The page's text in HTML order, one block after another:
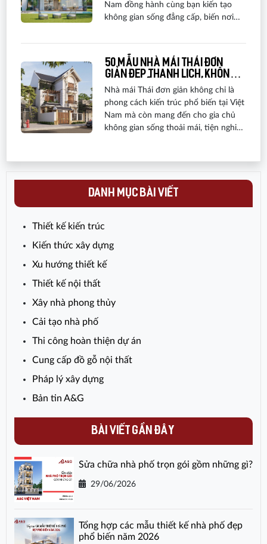
Nam đồng hành cùng bạn kiến tạo
không gian sống đẳng cấp, biến nơi
hảo.
50 Mẫu nhà mái thái đơn
giản đẹp thanh lịch, không
bao giờ lỗi mốt
Nhà mái Thái đơn giản không chỉ là
phong cách kiến trúc phổ biến tại Việt
Nam mà còn mang đến cho gia chủ
không gian sống thoải mái, tiện nghi
này ngày càng được nhiều gia đình lựa
chọn khi xây dựng tổ ấm, phù hợp với
DANH MỤC BÀI VIẾT
Thiết kế kiến trúc
Kiến thức xây dựng
Xu hướng thiết kế
Thiết kế nội thất
Xây nhà phong thủy
Cải tạo nhà phố
Thi công hoàn thiện dự án
Cung cấp đồ gỗ nội thất
Pháp lý xây dựng
Bản tin A&G
BÀI VIẾT GẦN ĐÂY
Sửa chữa nhà phố trọn gói gồm những gì?
29/06/2026
Tổng hợp các mẫu thiết kế nhà phố đẹp
phổ biến năm 2026